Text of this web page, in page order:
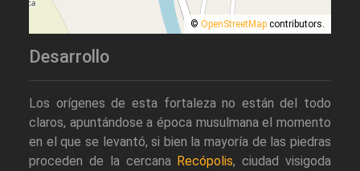
© OpenStreetMap contributors.
Desarrollo
Los orígenes de esta fortaleza no están del todo
claros, apuntándose a época musulmana el momento
en el que se levantó, si bien la mayoría de las piedras
proceden de la cercana Recópolis, ciudad visigoda